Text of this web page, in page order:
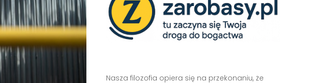
Nasza filozofia opiera się na przekonaniu, że